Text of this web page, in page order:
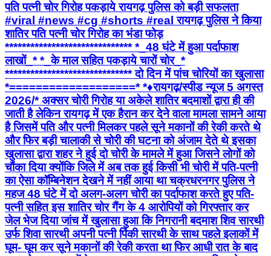
पति पत्नी चोर गिरोह पकड़ाये रायगढ़ पुलिस को बड़ी सफलता
#viral #news #cg #shorts #real रायगढ़ पुलिस ने किया
शातिर पति पत्नी चोर गिरोह का भंडा फोड़
****************************** *_48 घंटे में हुआ पर्दाफाश
लाखों_* *_के माल सहित पकड़ाये चारों चोर_*
****************************** दो दिन में पांच चोरियों का खुलासा
*===================* *♦रायगढ़/स्पीड न्यूज 5 अगस्त
2026/* अक्सर चोरी गिरोह या अकेले शातिर बदमाशों द्वारा ही की
जाती है लेकिन रायगढ़ में एक हैरान कर देने वाला मामला सामने आया
है जिसमें पति और पत्नी मिलकर पहले सूने मकानों की रेकी करते थे
और फिर बड़ी चालाकी से चोरी की घटना को अंजाम देते थे इसका
खुलासा द्वारा शहर ने हुई दो चोरी के मामले में हुआ जिसने लोगों को
चौंका दिया क्योंकि जिले में अब तक हुई किसी भी चोरी में पति-पत्नी
का ऐसा कॉम्बिनेशन देखने में नहीं आया था चक्रधरनगर पुलिस ने
महज 48 घंटे में दो अलग-अलग चोरी का पर्दाफाश करते हुए पति-
पत्नी सहित इस शातिर चोर गैंग के 4 आरोपियों को गिरफ्तार कर
जेल भेज दिया ​जांच में खुलासा हुआ कि निगरानी बदमाश शिव सारथी
उर्फ शिवा सारथी अपनी पत्नी पिंकी सारथी के साथ पहले इलाकों में
घूम- घूम कर सूने मकानों की रेकी करता था फिर आधी रात के बाद